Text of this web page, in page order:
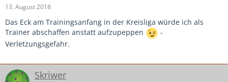
13. August 2018
Das Eck am Trainingsanfang in der Kreisliga würde ich als
Trainer abschaffen anstatt aufzupeppen
-
Verletzungsgefahr.
Skriwer